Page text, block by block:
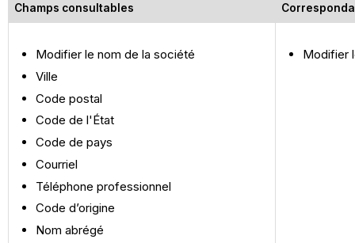
Champs consultables
Modifier le nom de la société
Ville
Code postal
Code de l'État
Code de pays
Courriel
Téléphone professionnel
Code d’origine
Nom abrégé
Modifier